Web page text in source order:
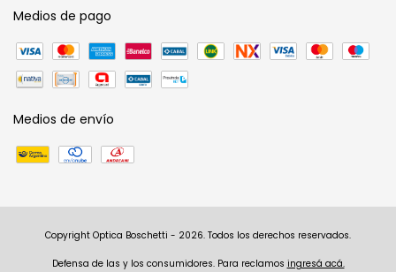
Medios de pago
Medios de envío
Copyright Optica Boschetti - 2026. Todos los derechos reservados.
Defensa de las y los consumidores. Para reclamos ingresá acá.